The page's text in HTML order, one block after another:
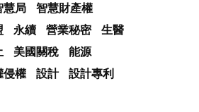
慧局
智慧財產權
永續 營業秘密
生醫
美國關稅
能源
侵權 設計
設計專利